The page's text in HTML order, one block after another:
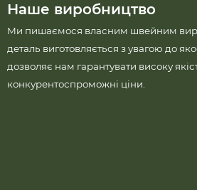
Наше виробництво
Ми пишаємося власним швейним
деталь виготовляється з увагою до
дозволяє нам гарантувати високу
конкурентоспроможні ціни.